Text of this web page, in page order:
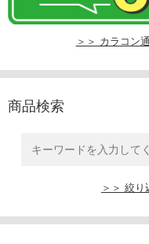
＞＞ カラコン
商品検索
＞＞ 絞り